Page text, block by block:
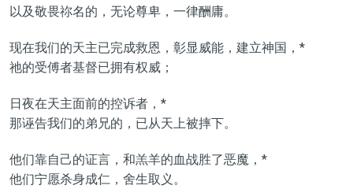
以及敬畏祢名的，无论尊卑，一律酬庸。
现在我们的天主已完成救恩，彰显威能，建立神国，*
祂的受傅者基督已拥有权威；
日夜在天主面前的控诉者，*
那诬告我们的弟兄的，已从天上被摔下。
他们靠自己的证言，和羔羊的血战胜了恶魔，*
他们宁愿杀身成仁，舍生取义。